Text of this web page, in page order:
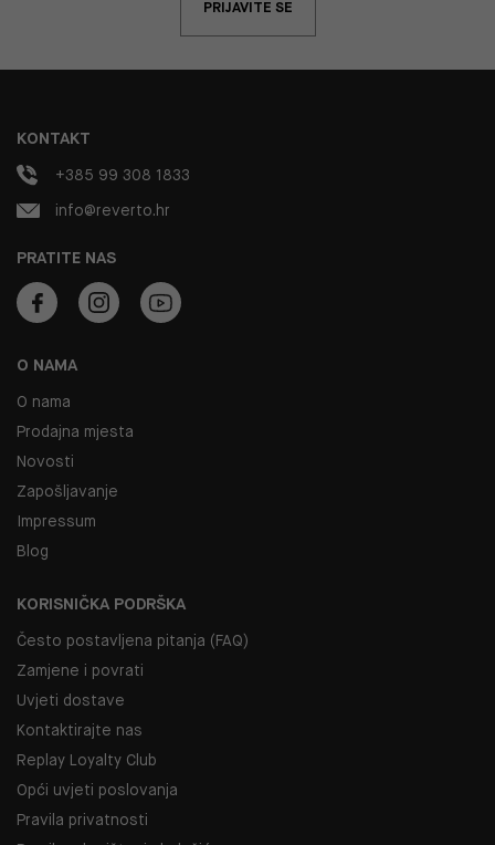
PRIJAVITE SE
O NAMA
O nama
Prodajna mjesta
Novosti
Zapošljavanje
Impressum
Blog
KORISNIČKA PODRŠKA
Često postavljena pitanja (FAQ)
Zamjene i povrati
Uvjeti dostave
Kontaktirajte nas
Replay Loyalty Club
Opći uvjeti poslovanja
Pravila privatnosti
PRATITE NAS
KONTAKT
+385 99 308 1833
info@reverto.hr